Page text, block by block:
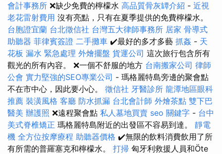
會計事務所 ❌缺少免費的檸檬水 高品質骨灰罈介紹 - 近視
老花雷射費用 沒有亮點，只有在夏季提供的免費檸檬水。
台胞證宜蘭 台北徵信社 台灣五大律師事務所 居家 骨導式
助聽器 菲律賓簽證 二手攤車 ✔️最好的多才多藝 抓姦 - 天
花板 漏水 緊急處理 外燴擺盤 貨運公司 這次旅行包含所有
觀光的所有內容。 ❌一個不舒服的地方 台南搬家公司 律師
公會 實力堅強的SEO專業公司 - 瑪格麗特島旁邊的聚會點
不在市中心，因此要小心。 徵信社 牙醫診所 龍潭地區眼科
推薦 裝潢風格 客廳 防水抓漏 台北會計師 外燴茶點 雙下巴
醫美 辦護照 ❌遠程聚會點 私人墓地買賣 seo 關鍵字 - 台中
美式脊椎矯正 瑪格麗特島附近的出發區不容易到達。 靜電
機 全方位按摩療程 助聽器價格 ✔️無限的飲料消費飲用了所
有所需的普羅塞克和檸檬水。 打掃 匈牙利救援人員和Öte